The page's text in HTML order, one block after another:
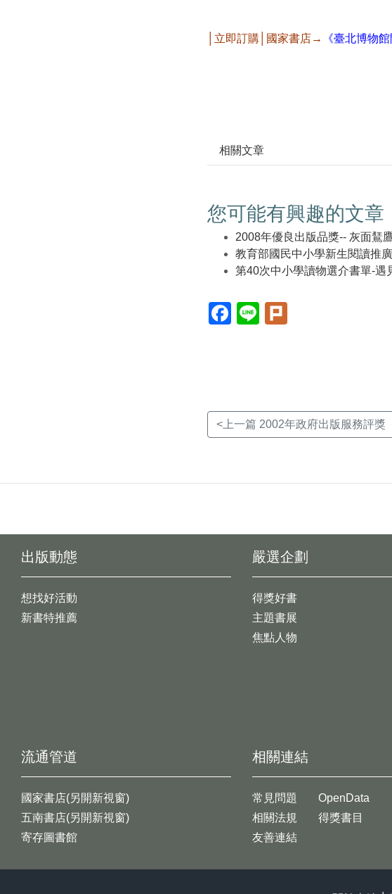
│立即訂購│國家書店→ 《臺北博物館
相關文章
您可能有興趣的文章
2008年優良出版品獎-- 灰面鵟
教育部國民中小學新生閱讀推
第40次中小學讀物選介書單-遇
Facebook(另
開
Line(另
開
<上一篇 2002年政府出版服務評獎
出版動態
想找好活動
新書特推薦
嚴選企劃
得獎好書
主題書展
焦點人物
流通管道
國家書店(另開新視窗)
五南書店(另開新視窗)
寄存圖書館
相關連結
常見問題
相關法規
友善連結
OpenData
得獎書目